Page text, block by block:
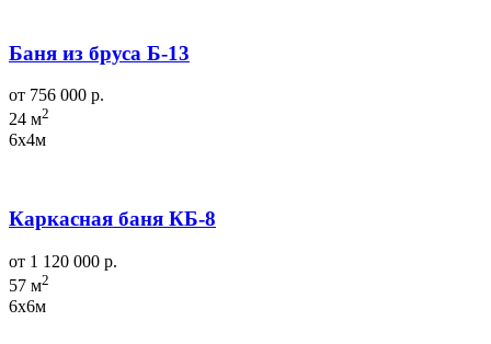
Баня из бруса Б-13
от 756 000 р.
24 м2
6х4м
Каркасная баня КБ-8
от 1 120 000 р.
57 м2
6х6м